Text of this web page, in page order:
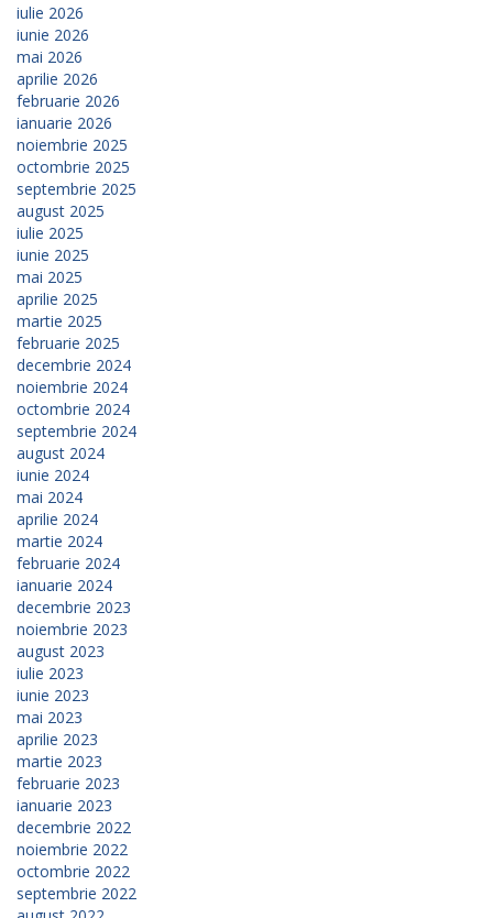
iulie 2026
iunie 2026
mai 2026
aprilie 2026
februarie 2026
ianuarie 2026
noiembrie 2025
octombrie 2025
septembrie 2025
august 2025
iulie 2025
iunie 2025
mai 2025
aprilie 2025
martie 2025
februarie 2025
decembrie 2024
noiembrie 2024
octombrie 2024
septembrie 2024
august 2024
iunie 2024
mai 2024
aprilie 2024
martie 2024
februarie 2024
ianuarie 2024
decembrie 2023
noiembrie 2023
august 2023
iulie 2023
iunie 2023
mai 2023
aprilie 2023
martie 2023
februarie 2023
ianuarie 2023
decembrie 2022
noiembrie 2022
octombrie 2022
septembrie 2022